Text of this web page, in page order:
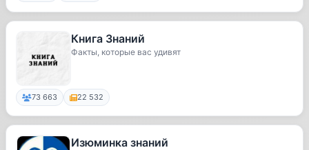
Книга Знаний
Факты, которые вас удивят
73 663 22 532
Изюминка знаний